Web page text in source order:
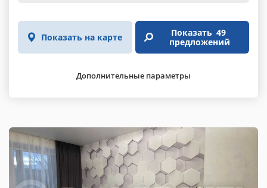
Показать на карте Показать 49
предложений
Дополнительные параметры